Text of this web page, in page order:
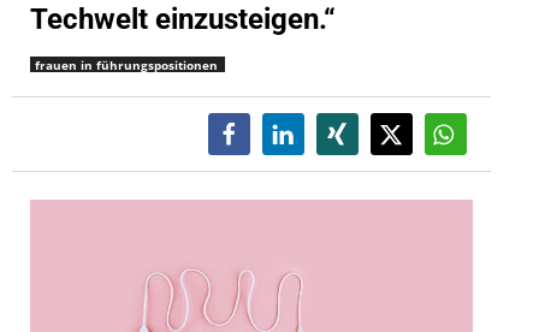
Techwelt einzusteigen.“
frauen in führungspositionen